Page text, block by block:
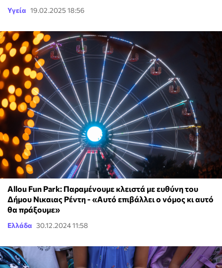
Υγεία 19.02.2025 18:56
Allou Fun Park: Παραμένουμε κλειστά με ευθύνη του
Δήμου Nικαιας Ρέντη - «Αυτό επιβάλλει ο νόμος κι αυτό
θα πράξουμε»
Ελλάδα 30.12.2024 11:58